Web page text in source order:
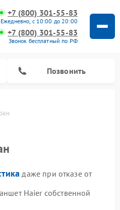
+7 (800) 301-55-83
Ежедневно, с 10:00 до 20:00
+7 (800) 301-55-83
Звонок бесплатный по РФ
Позвонить
даже при отказе от
Haier собственной